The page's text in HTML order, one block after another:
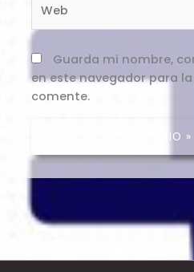
Guarda mi nombre,
en este navegador para
comente.